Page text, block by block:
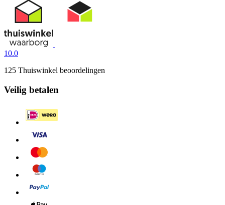
10.0
125 Thuiswinkel beoordelingen
Veilig betalen